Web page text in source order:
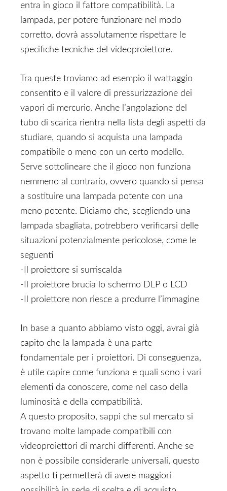
entra in gioco il fattore compatibilità. La
lampada, per potere funzionare nel modo
corretto, dovrà assolutamente rispettare le
specifiche tecniche del videoproiettore.
Tra queste troviamo ad esempio il wattaggio
consentito e il valore di pressurizzazione dei
vapori di mercurio. Anche l’angolazione del
tubo di scarica rientra nella lista degli aspetti da
studiare, quando si acquista una lampada
compatibile o meno con un certo modello.
Serve sottolineare che il gioco non funziona
nemmeno al contrario, ovvero quando si pensa
a sostituire una lampada potente con una
meno potente. Diciamo che, scegliendo una
lampada sbagliata, potrebbero verificarsi delle
situazioni potenzialmente pericolose, come le
seguenti
-Il proiettore si surriscalda
-Il proiettore brucia lo schermo DLP o LCD
-Il proiettore non riesce a produrre l’immagine
In base a quanto abbiamo visto oggi, avrai già
capito che la lampada è una parte
fondamentale per i proiettori. Di conseguenza,
è utile capire come funziona e quali sono i vari
elementi da conoscere, come nel caso della
luminosità e della compatibilità.
A questo proposito, sappi che sul mercato si
trovano molte lampade compatibili con
videoproiettori di marchi differenti. Anche se
non è possibile considerarle universali, questo
aspetto ti permetterà di avere maggiori